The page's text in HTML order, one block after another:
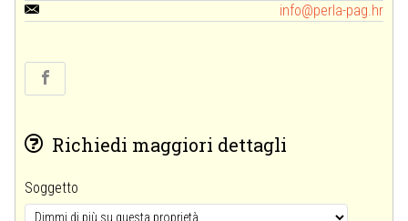
info@perla-pag.hr
Richiedi maggiori dettagli
Soggetto